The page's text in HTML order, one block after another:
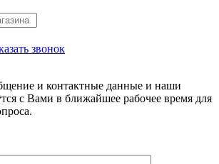
звонок
и контактные данные и наши
с Вами в ближайшее рабочее время для